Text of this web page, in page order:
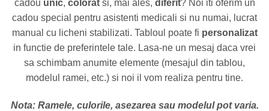
cadou unic, coloratsi, mai ales, diferit? Noi iti oferim un
cadou special pentru asistenti medicali si nu numai, lucrat
manual cu licheni stabilizati. Tabloul poate fi personalizat
in functie de preferintele tale. Lasa-ne un mesaj daca vrei
sa schimbam anumite elemente (mesajul din tablou,
modelul ramei, etc.) si noi il vom realiza pentru tine.
Nota: Ramele, culorile, asezarea sau modelul pot varia.